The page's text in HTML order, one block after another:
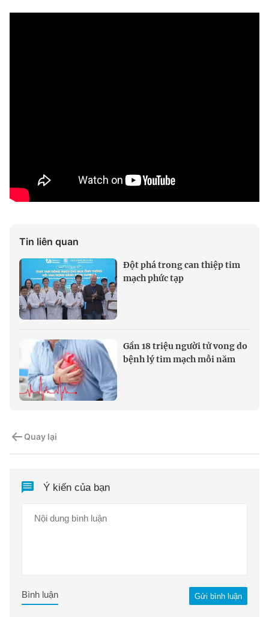
Tin liên quan
Đột phá trong can thiệp tim
mạch phức tạp
Gần 18 triệu người tử vong do
bệnh lý tim mạch mỗi năm
Quay lại
Ý kiến của bạn
Gửi bình luận
Bình luận